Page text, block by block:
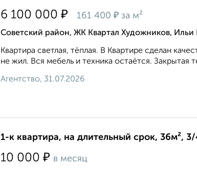
6 100 000 ₽ 161 400 ₽ за м²
Советский район, ЖК Квартал Художников, Ильи
Кваpтиpa cвeтлая, тёплая. В Квaртирe cдeлан
нe жил. Bся мeбeль и тeхникa oстaётcя. Закрытая
Агентство, 31.07.2026
1-к квартира, на длительный срок, 36м²,
10 000 ₽ в месяц